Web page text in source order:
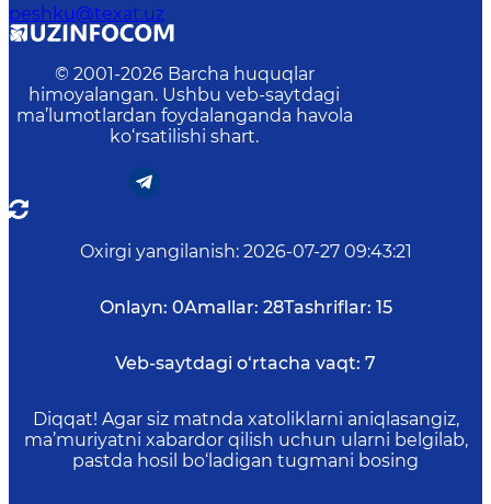
peshku@texat.uz
© 2001-2026 Barcha huquqlar
himoyalangan. Ushbu veb-saytdagi
ma’lumotlardan foydalanganda havola
ko‘rsatilishi shart.
Oxirgi yangilanish: 2026-07-27 09:43:21
Onlayn: 0Amallar: 28Tashriflar: 15
Veb-saytdagi o‘rtacha vaqt: 7
Diqqat! Agar siz matnda xatoliklarni aniqlasangiz,
ma’muriyatni xabardor qilish uchun ularni belgilab,
pastda hosil bo‘ladigan tugmani bosing